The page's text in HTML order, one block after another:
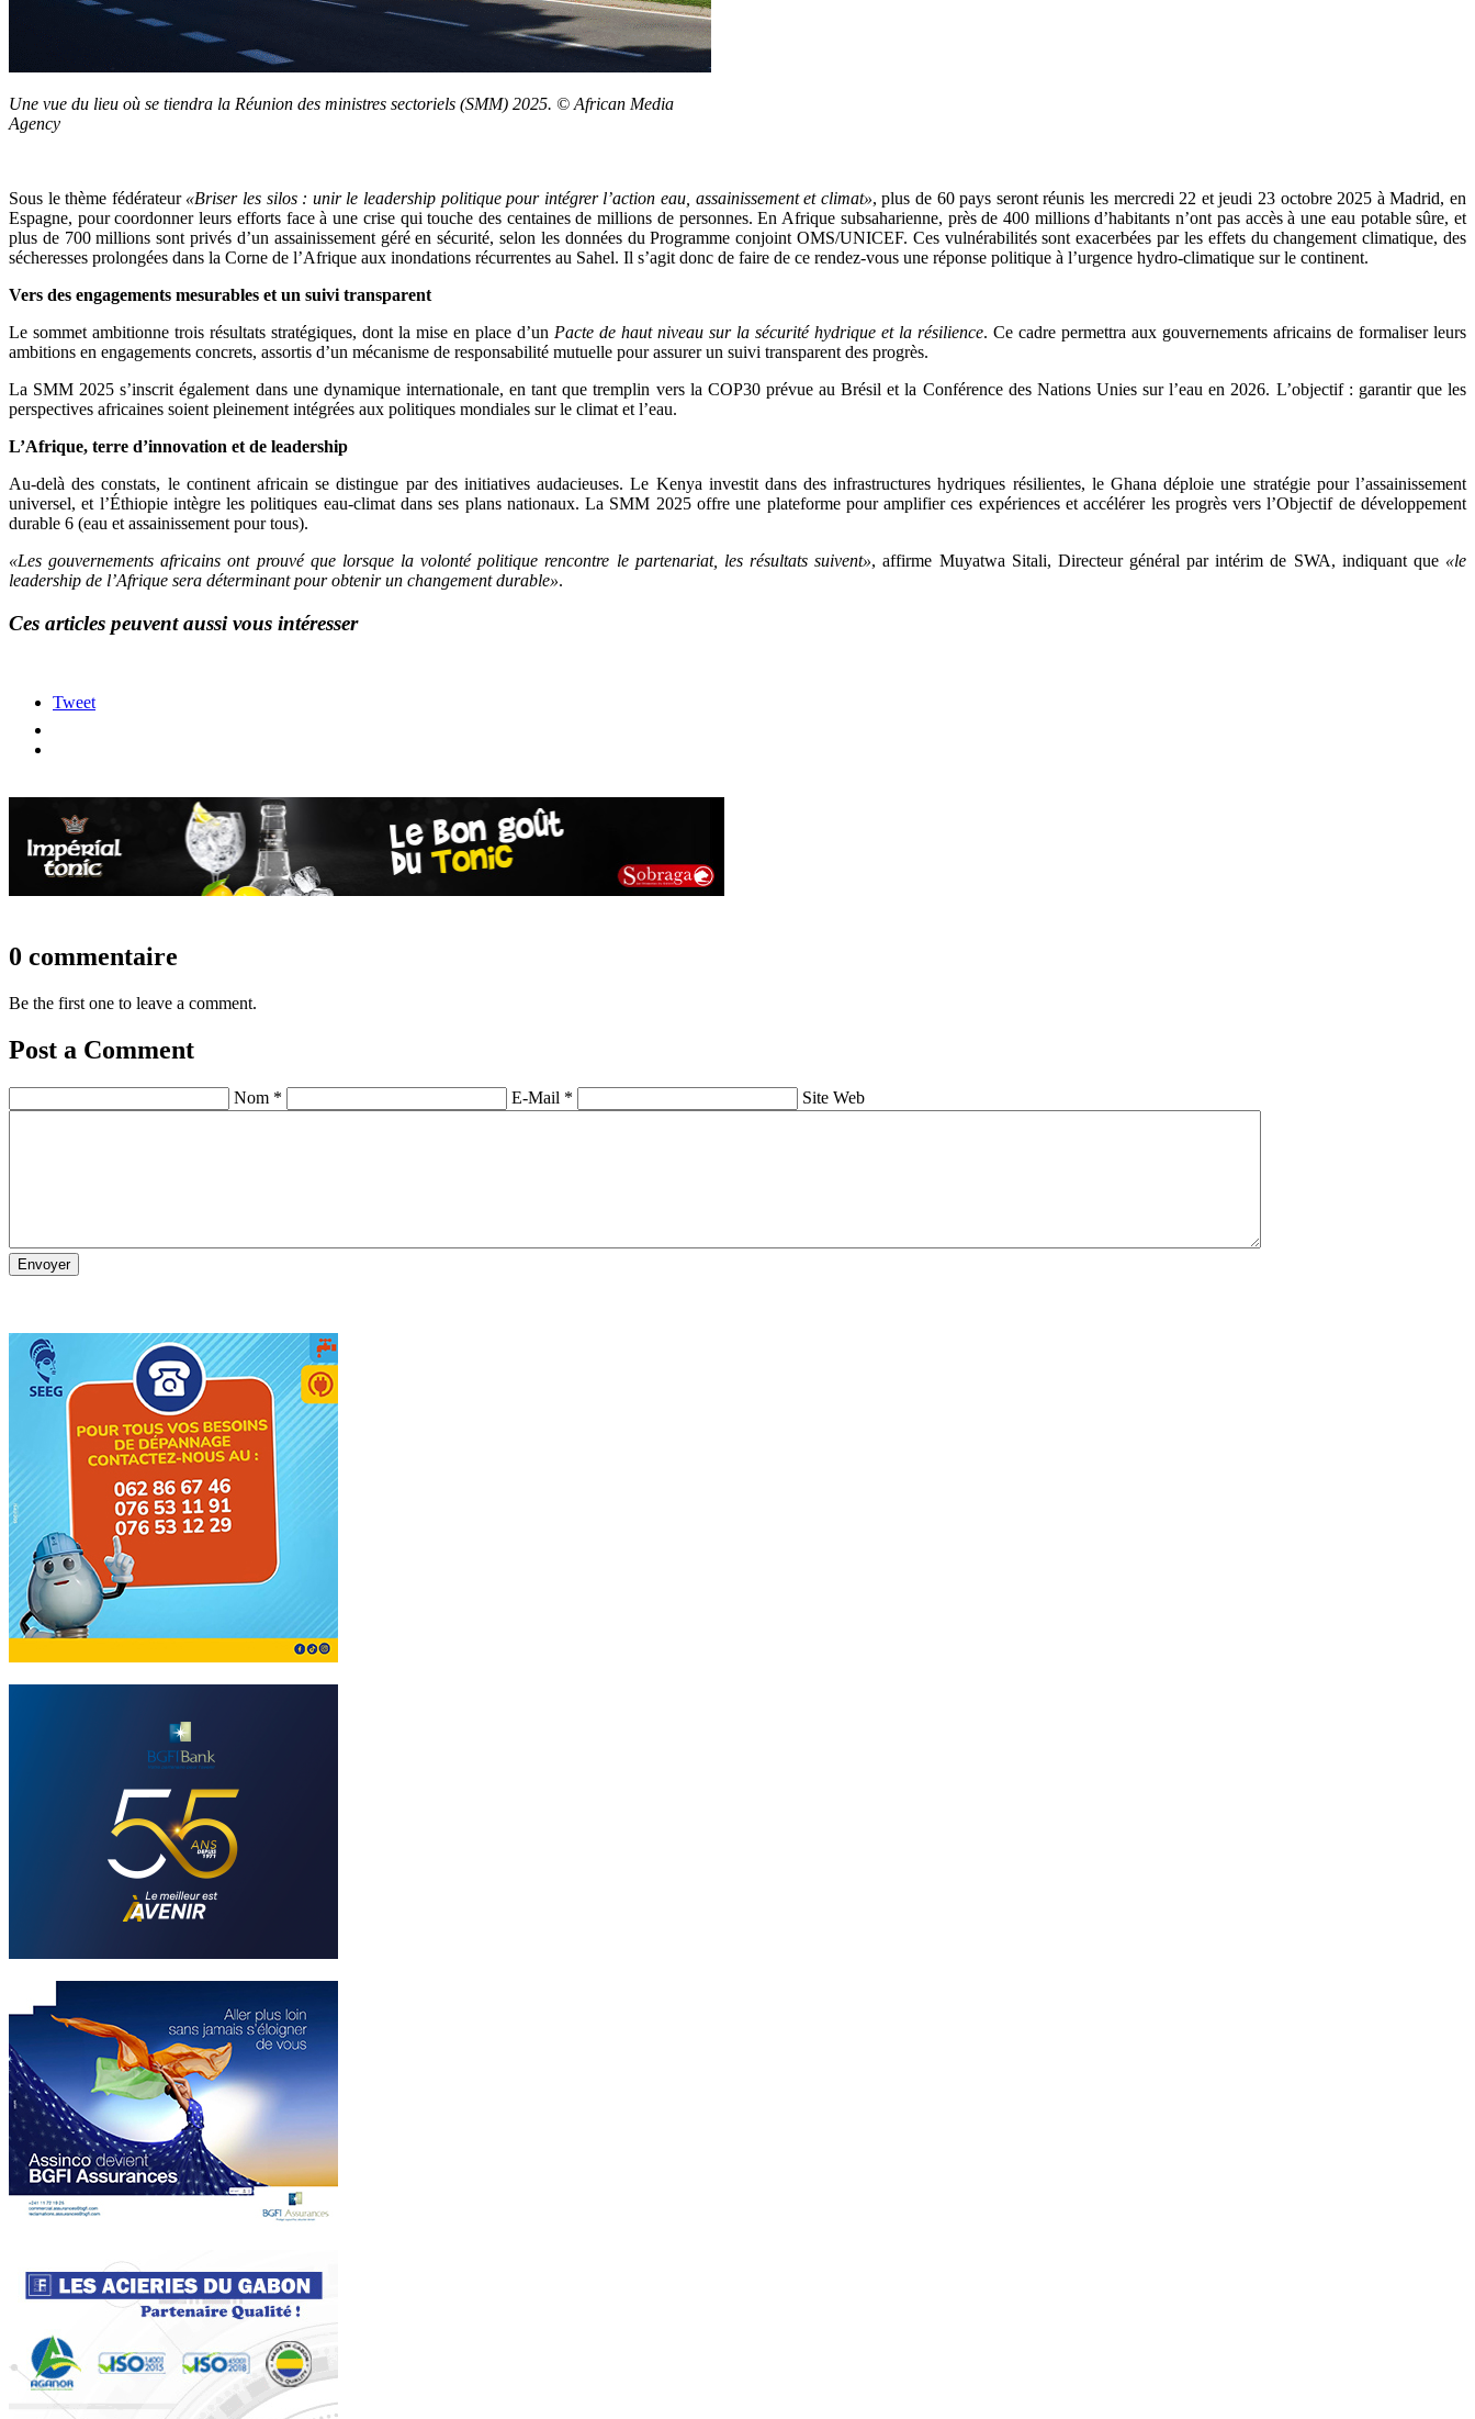
Une vue du lieu où se tiendra la Réunion des ministres sectoriels (SMM) 2025. © African Media
Agency
Sous le thème fédérateur «Briser les silos : unir le leadership politique pour intégrer l’action eau, assainissement et climat», plus de 60 pays seront réunis les mercredi 22 et jeudi 23 octobre 2025 à Madrid, en
Espagne, pour coordonner leurs efforts face à une crise qui touche des centaines de millions de personnes. En Afrique subsaharienne, près de 400 millions d’habitants n’ont pas accès à une eau potable sûre, et
plus de 700 millions sont privés d’un assainissement géré en sécurité, selon les données du Programme conjoint OMS/UNICEF. Ces vulnérabilités sont exacerbées par les effets du changement climatique, des
sécheresses prolongées dans la Corne de l’Afrique aux inondations récurrentes au Sahel. Il s’agit donc de faire de ce rendez-vous une réponse politique à l’urgence hydro-climatique sur le continent.
Vers des engagements mesurables et un suivi transparent
Le sommet ambitionne trois résultats stratégiques, dont la mise en place d’un Pacte de haut niveau sur la sécurité hydrique et la résilience. Ce cadre permettra aux gouvernements africains de formaliser leurs
ambitions en engagements concrets, assortis d’un mécanisme de responsabilité mutuelle pour assurer un suivi transparent des progrès.
La SMM 2025 s’inscrit également dans une dynamique internationale, en tant que tremplin vers la COP30 prévue au Brésil et la Conférence des Nations Unies sur l’eau en 2026. L’objectif : garantir que les
perspectives africaines soient pleinement intégrées aux politiques mondiales sur le climat et l’eau.
L’Afrique, terre d’innovation et de leadership
Au-delà des constats, le continent africain se distingue par des initiatives audacieuses. Le Kenya investit dans des infrastructures hydriques résilientes, le Ghana déploie une stratégie pour l’assainissement
universel, et l’Éthiopie intègre les politiques eau-climat dans ses plans nationaux. La SMM 2025 offre une plateforme pour amplifier ces expériences et accélérer les progrès vers l’Objectif de développement
durable 6 (eau et assainissement pour tous).
«Les gouvernements africains ont prouvé que lorsque la volonté politique rencontre le partenariat, les résultats suivent», affirme Muyatwa Sitali, Directeur général par intérim de SWA, indiquant que «le
leadership de l’Afrique sera déterminant pour obtenir un changement durable».
Ces articles peuvent aussi vous intéresser
Tweet
0 commentaire
Be the first one to leave a comment.
Post a Comment
Nom * E-Mail * Site Web